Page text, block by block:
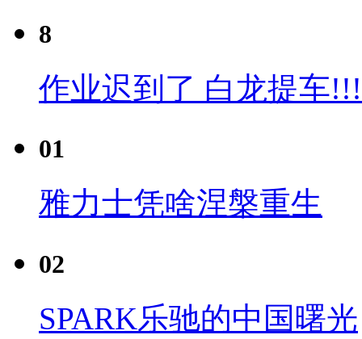
8
作业迟到了 白龙提车
01
雅力士凭啥涅槃重生
02
SPARK乐驰的中国曙光